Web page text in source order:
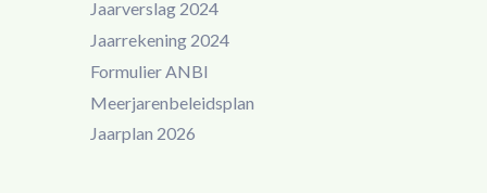
Jaarverslag 2024
Jaarrekening 2024
Formulier ANBI
Meerjarenbeleidsplan
Jaarplan 2026